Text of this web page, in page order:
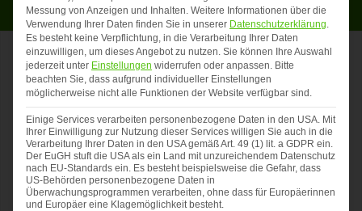
*Einmalig einlösbar und nicht kombinierbar*
Messung von Anzeigen und Inhalten. Weitere Informationen über die
Verwendung Ihrer Daten finden Sie in unserer Datenschutzerklärung.
Es besteht keine Verpflichtung, in die Verarbeitung Ihrer Daten
einzuwilligen, um dieses Angebot zu nutzen. Sie können Ihre Auswahl
jederzeit unter Einstellungen widerrufen oder anpassen. Bitte
beachten Sie, dass aufgrund individueller Einstellungen
möglicherweise nicht alle Funktionen der Website verfügbar sind.
Einige Services verarbeiten personenbezogene Daten in den USA. Mit
Ihrer Einwilligung zur Nutzung dieser Services willigen Sie auch in die
Verarbeitung Ihrer Daten in den USA gemäß Art. 49 (1) lit. a GDPR ein.
Der EuGH stuft die USA als ein Land mit unzureichendem Datenschutz
nach EU-Standards ein. Es besteht beispielsweise die Gefahr, dass
US-Behörden personenbezogene Daten in
Überwachungsprogrammen verarbeiten, ohne dass für Europäerinnen
und Europäer eine Klagemöglichkeit besteht.